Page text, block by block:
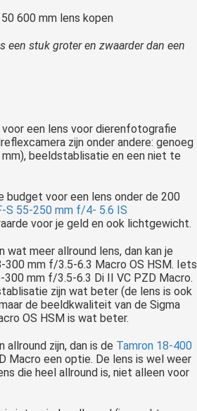
een stuk groter en zwaarder dan een
voor een lens voor dierenfotografie
zijn onder andere: genoeg
beeldstablisatie en een niet te
budget voor een lens onder de 200
S 55-250 mm f/4- 5.6 IS
voor je geld en ook lichtgewicht.
wat meer allround lens, dan kan je
300 mm f/3.5-6.3 Macro OS HSM. Iets
300 mm f/3.5-6.3 Di II VC PZD Macro.
zijn wat beter (de lens is ook
de beeldkwaliteit van de Sigma
OS HSM is wat beter.
allround zijn, dan is de Tamron 18-400
Macro een optie. De lens is wel weer
die heel allround is, niet alleen voor